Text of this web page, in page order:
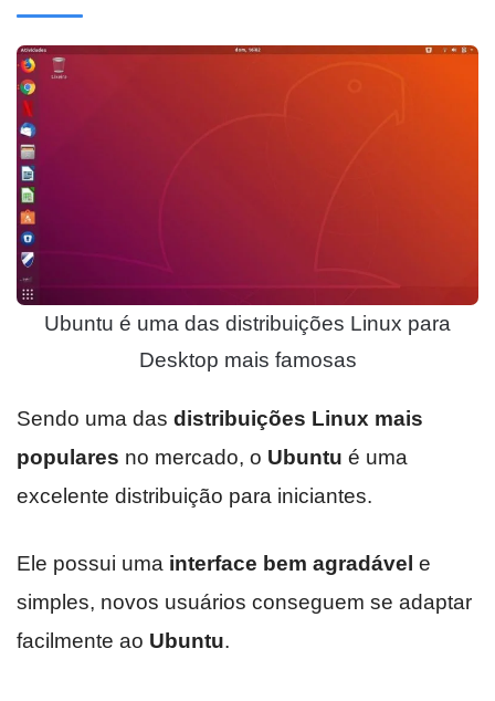
Ubuntu é uma das distribuições Linux para
Desktop mais famosas
Sendo uma das distribuições Linux mais
populares no mercado, o Ubuntu é uma
excelente distribuição para iniciantes.
Ele possui uma interface bem agradável e
simples, novos usuários conseguem se adaptar
facilmente ao Ubuntu.